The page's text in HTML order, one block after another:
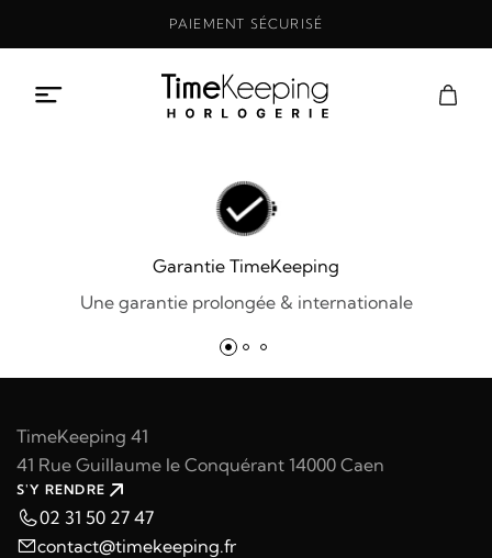
PAIEMENT SÉCURISÉ
Garantie TimeKeeping
Une garantie prolongée & internationale
TimeKeeping 41
41 Rue Guillaume le Conquérant 14000 Caen
S'Y RENDRE
02 31 50 27 47
contact@timekeeping.fr